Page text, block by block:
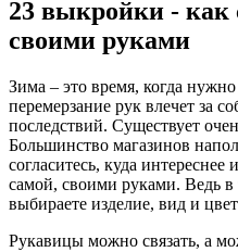
23 выкройки -
своими руками
Зима – это время, когда
перемерзание рук влечет за
последствий. Существует
Большинство магазинов
согласитесь, куда интереснее
самой, своими руками. Ведь в
выбираете изделие, вид и
Рукавицы можно связать, а